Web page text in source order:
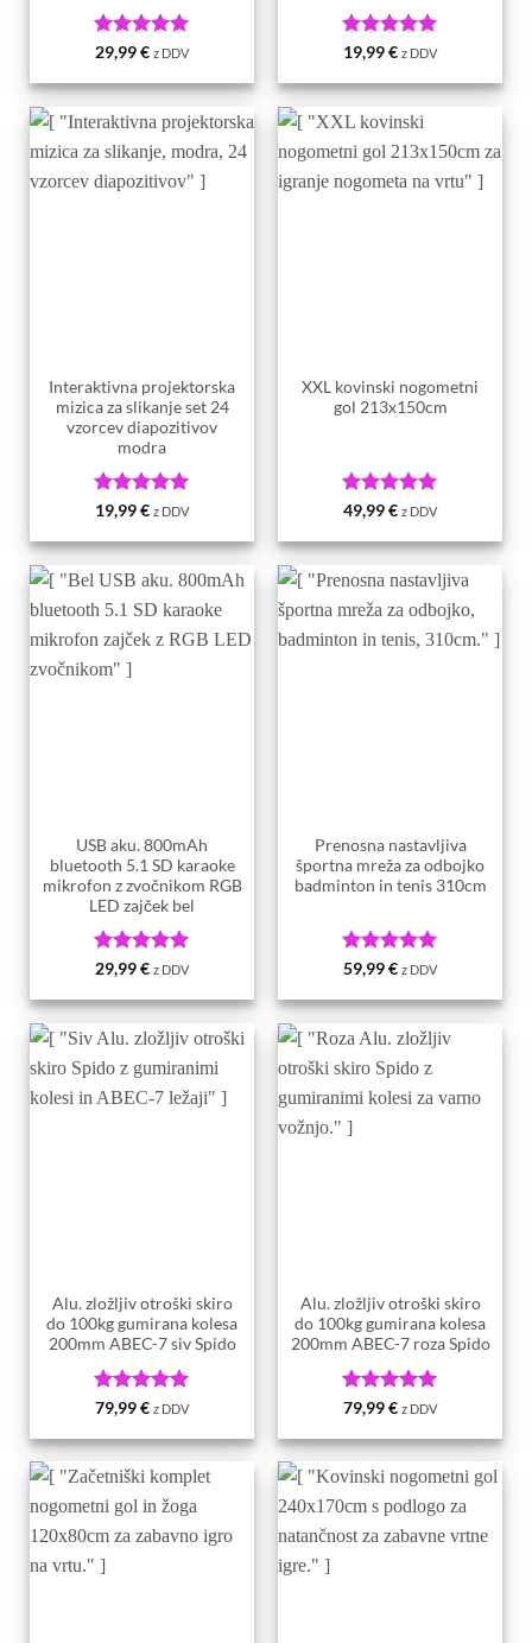
Ocenjeno5
29,99€ z DDV Ocenjeno5
19,99€ z DDV
Interaktivna projektorska
mizica za slikanje set 24
vzorcev diapozitivov
modra
Ocenjeno5
19,99€ z DDV
XXL kovinski nogometni
gol 213x150cm
Ocenjeno5
49,99€ z DDV
USB aku. 800mAh
bluetooth 5.1 SD karaoke
mikrofon z zvočnikom RGB
LED zajček bel
Ocenjeno5
29,99€ z DDV
Prenosna nastavljiva
športna mreža za odbojko
badminton in tenis 310cm
Ocenjeno5
59,99€ z DDV
Alu. zložljiv otroški skiro
do 100kg gumirana kolesa
200mm ABEC-7 siv Spido
Ocenjeno5
79,99€ z DDV
Alu. zložljiv otroški skiro
do 100kg gumirana kolesa
200mm ABEC-7 roza Spido
Ocenjeno5
79,99€ z DDV